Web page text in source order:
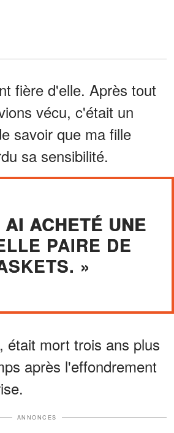
fière d'elle. Après tout
vécu, c'était un
savoir que ma fille
sa sensibilité.
ACHETÉ UNE
PAIRE DE
»
était mort trois ans plus
après l'effondrement
ANNONCES